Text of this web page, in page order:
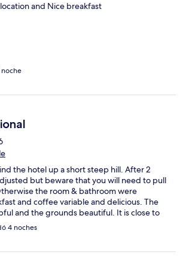
and Nice breakfast
noche
the hotel up a short steep hill. After 2
but beware that you will need to pull
the room & bathroom were
and coffee variable and delicious. The
and the grounds beautiful. It is close to
train station. Enjoy! A very tough place
4 noches